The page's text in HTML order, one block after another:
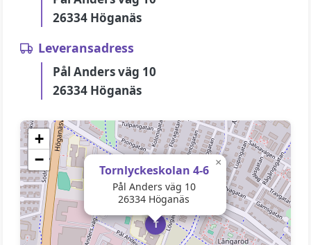
26334 Höganäs
Leveransadress
Pål Anders väg 10
26334 Höganäs
T
Tornlyckeskolan 4-6
Pål Anders väg 10
26334 Höganäs
×
+
−